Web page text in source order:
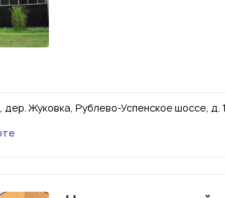
дер. Жуковка, Рублево-Успенское шоссе, д.